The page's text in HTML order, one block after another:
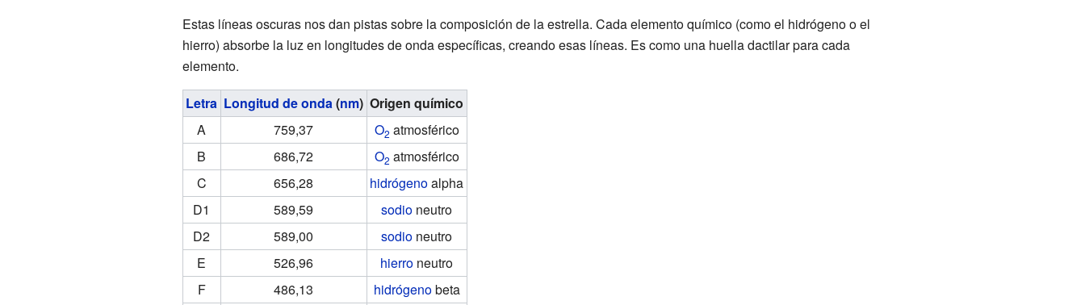
Estas líneas oscuras nos dan pistas sobre la composición de la estrella. Cada elemento químico (como el hidrógeno o el
hierro) absorbe la luz en longitudes de onda específicas, creando esas líneas. Es como una huella dactilar para cada
elemento.
Letra Longitud de onda(nm) Origen químico
A
759,37 O2 atmosférico
B
686,72 O2 atmosférico
C
656,28 hidrógenoalpha
D1
589,59 sodio neutro
D2
589,00 sodio neutro
E
526,96 hierro neutro
F
486,13 hidrógenobeta